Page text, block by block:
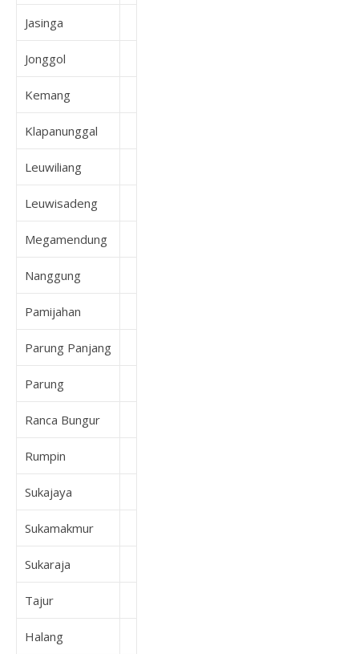
Jasinga
Jonggol
Kemang
Klapanunggal
Leuwiliang
Leuwisadeng
Megamendung
Nanggung
Pamijahan
Parung Panjang
Parung
Ranca Bungur
Rumpin
Sukajaya
Sukamakmur
Sukaraja
Tajur
Halang